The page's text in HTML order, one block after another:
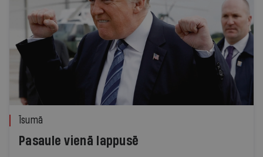
Īsumā
Pasaule vienā lappusē